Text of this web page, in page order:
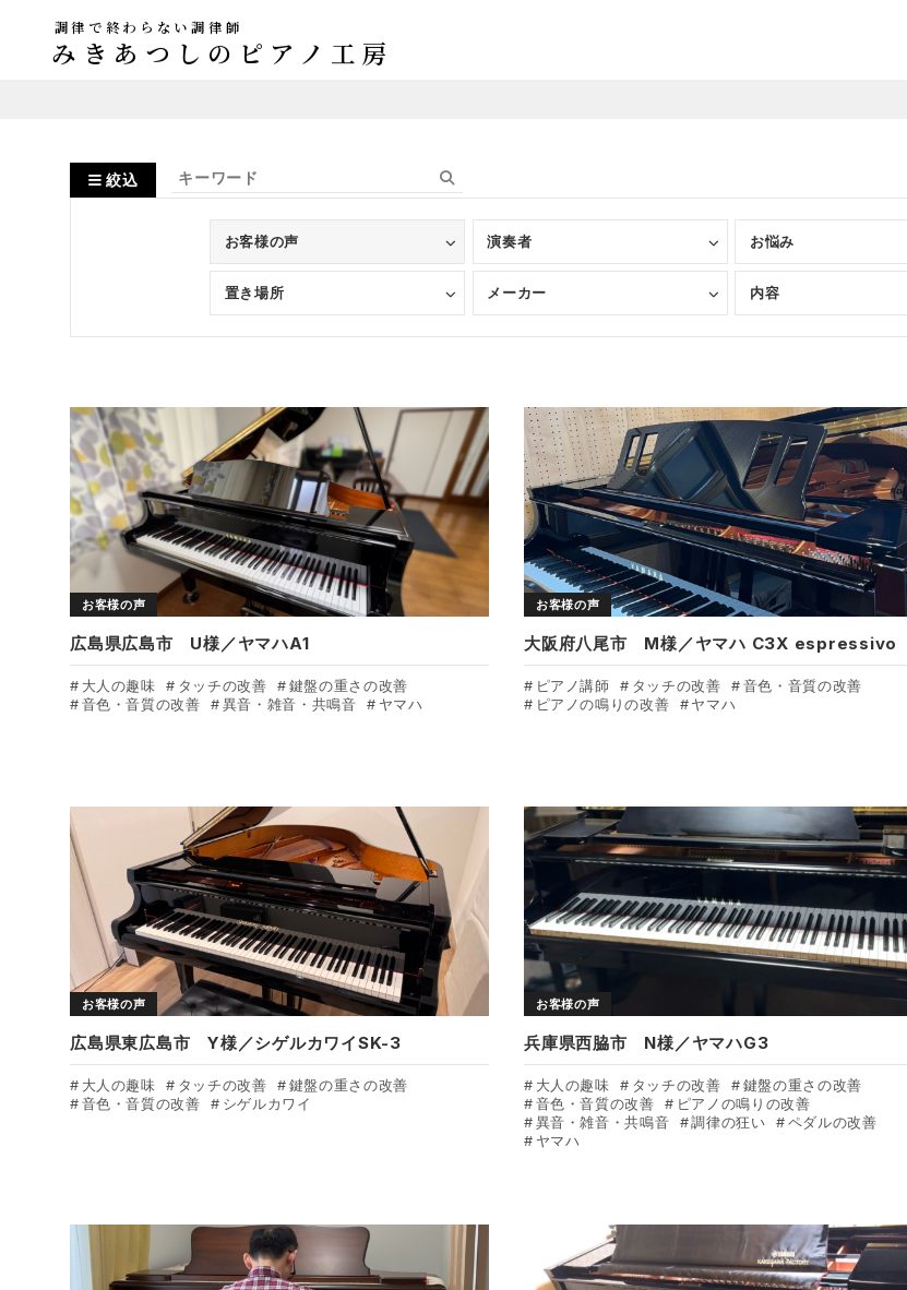
調律で終わらない調律師
みきあつしのピアノ工房
絞込
お客様の声
広島県広島市 U様／ヤマハA1
大人の趣味 タッチの改善
鍵盤の重さの改善
音色・音質の改善
異音・雑音・共鳴音 ヤマハ
お客様の声
大阪府八尾市 M様／ヤマハ C3X espressivo
ピアノ講師 タッチの改善
音色・音質の改善
ピアノの鳴りの改善
ヤマハ
お客様の声
広島県東広島市 Y様／シゲルカワイSK-3
大人の趣味 タッチの改善
鍵盤の重さの改善
音色・音質の改善
シゲルカワイ
お客様の声
兵庫県西脇市 N様／ヤマハG3
大人の趣味 タッチの改善
鍵盤の重さの改善
音色・音質の改善
ピアノの鳴りの改善
異音・雑音・共鳴音
調律の狂い
ペダルの改善
ヤマハ